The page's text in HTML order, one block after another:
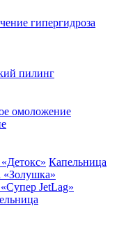
гипергидроза
пилинг
омоложение
Капельница
«Золушка»
JetLag»